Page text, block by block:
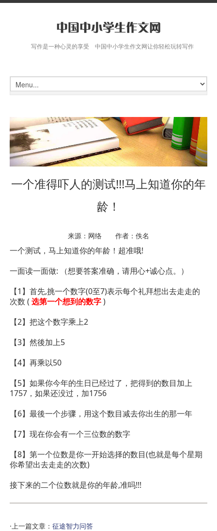
写作是一种心灵的享受 中国中小学生作文网让你轻松玩转写作
一个准得吓人的测试!!!马上知道你的年
龄！
来源：网络 作者：佚名
一个测试，马上知道你的年龄！超准哦!
一面读一面做: （想要答案准确，请用心+诚心点。）
【1】首先,挑一个数字(0至7)表示每个礼拜想出去走走的
次数 ( 选第一个想到的数字)
【2】把这个数字乘上2
【3】然後加上5
【4】再乘以50
【5】如果你今年的生日已经过了，把得到的数目加上
1757，如果还没过，加1756
【6】最後一个步骤，用这个数目减去你出生的那一年
【7】现在你会有一个三位数的数字
【8】第一个位数是你一开始选择的数目(也就是每个星期
你希望出去走走的次数)
接下来的二个位数就是你的年龄,准吗!!!
·上一篇文章： 征途智力问答